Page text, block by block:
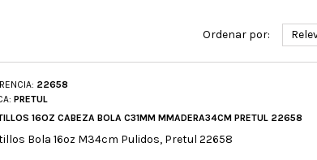
Ordenar por:
22658
PRETUL
16OZ CABEZA BOLA C31MM MMADERA34CM PRETUL 22658
Bola 16oz M34cm Pulidos, Pretul 22658